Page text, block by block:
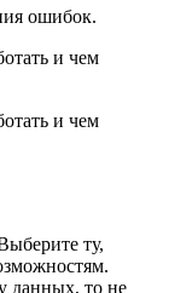
ошибок.
ту,
данных, то не